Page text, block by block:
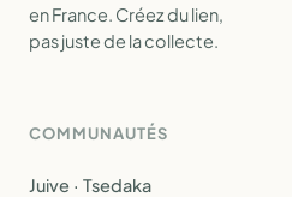
en France. Créez du lien,
pas juste de la collecte.
COMMUNAUTÉS
Juive · Tsedaka